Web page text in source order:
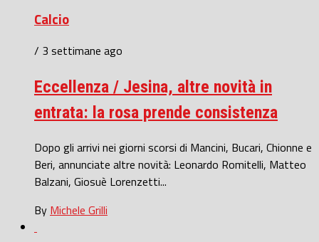
Calcio
/ 3 settimane ago
Eccellenza / Jesina, altre novità in
entrata: la rosa prende consistenza
Dopo gli arrivi nei giorni scorsi di Mancini, Bucari, Chionne e
Beri, annunciate altre novità: Leonardo Romitelli, Matteo
Balzani, Giosuè Lorenzetti...
By Michele Grilli